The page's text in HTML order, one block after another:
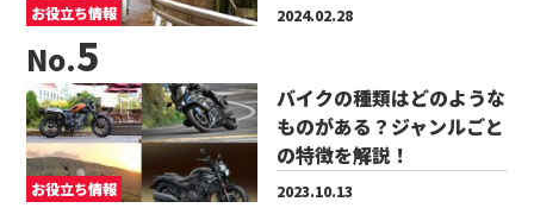
お役立ち情報 2024.02.28
No.
お役立ち情報
バイクの種類はどのような
ものがある？ジャンルごと
の特徴を解説！
2023.10.13